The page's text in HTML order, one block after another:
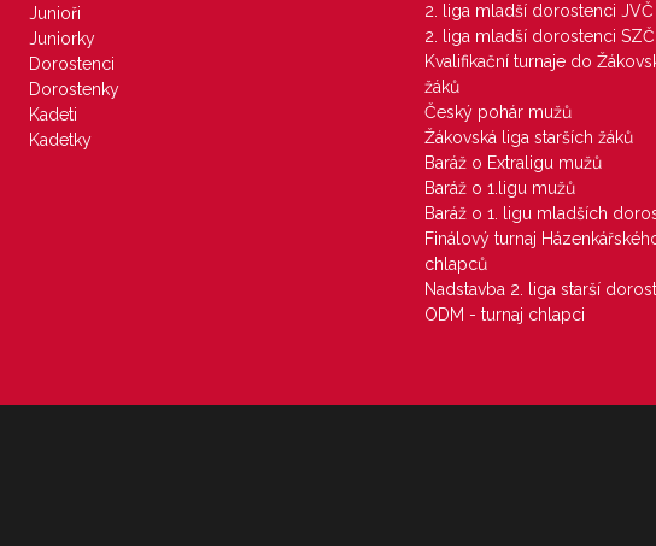
Junioři
Juniorky
Dorostenci
Dorostenky
Kadeti
Kadetky
2. liga mladší dorostenci JVČ
2. liga mladší dorostenci SZČ
Kvalifikační turnaje do
žáků
Český pohár mužů
Žákovská liga starších žáků
Baráž o Extraligu mužů
Baráž o 1.ligu mužů
Baráž o 1. ligu mladších
Finálový turnaj
chlapců
Nadstavba 2. liga starší
ODM - turnaj chlapci